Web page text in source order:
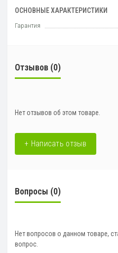
ОСНОВНЫЕ ХАРАКТЕРИСТИКИ
Гарантия
Отзывов (0)
Нет отзывов об этом товаре.
+ Написать отзыв
Вопросы (0)
Нет вопросов о данном товаре,
вопрос.